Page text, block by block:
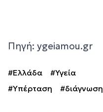
Πηγή: ygeiamou.gr
#Ελλάδα
#Υγεία
#Υπέρταση
#διάγνωση